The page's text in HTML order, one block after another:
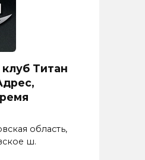
Титан
область,
ш.